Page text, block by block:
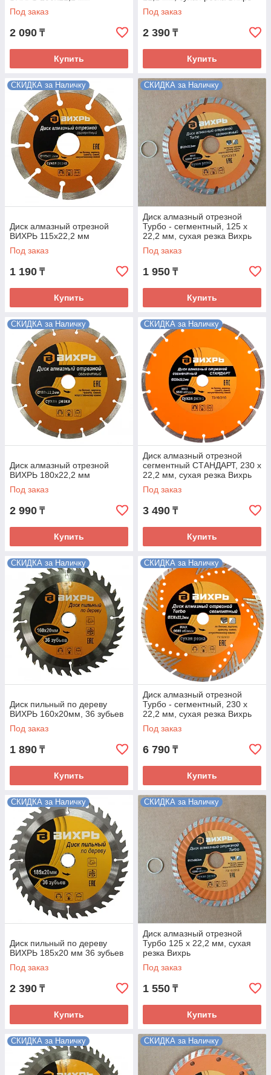
Под заказ
2 090 ₸
Купить
Под заказ
2 390 ₸
Купить
СКИДКА за Наличку
Диск алмазный отрезной
ВИХРЬ 115х22,2 мм
Под заказ
1 190 ₸
Купить
СКИДКА за Наличку
Диск алмазный отрезной
Турбо - сегментный, 125 х
22,2 мм, сухая резка Вихрь
Под заказ
1 950 ₸
Купить
СКИДКА за Наличку
Диск алмазный отрезной
ВИХРЬ 180х22,2 мм
Под заказ
2 990 ₸
Купить
СКИДКА за Наличку
Диск алмазный отрезной
сегментный СТАНДАРТ, 230 х
22,2 мм, сухая резка Вихрь
Под заказ
3 490 ₸
Купить
СКИДКА за Наличку
Диск пильный по дереву
ВИХРЬ 160х20мм, 36 зубьев
Под заказ
1 890 ₸
Купить
СКИДКА за Наличку
Диск алмазный отрезной
Турбо - сегментный, 230 х
22,2 мм, сухая резка Вихрь
Под заказ
6 790 ₸
Купить
СКИДКА за Наличку
Диск пильный по дереву
ВИХРЬ 185х20 мм 36 зубьев
Под заказ
2 390 ₸
Купить
СКИДКА за Наличку
Диск алмазный отрезной
Турбо 125 х 22,2 мм, сухая
резка Вихрь
Под заказ
1 550 ₸
Купить
СКИДКА за Наличку СКИДКА за Наличку